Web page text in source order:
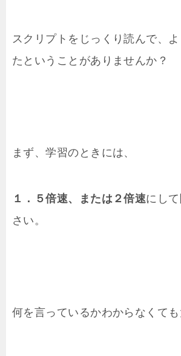
スクリプトをじっくり読んで、
たということがありませんか？
まず、学習のときには、
１．５倍速、または２倍速にし
さい。
何を言っているかわからなくても